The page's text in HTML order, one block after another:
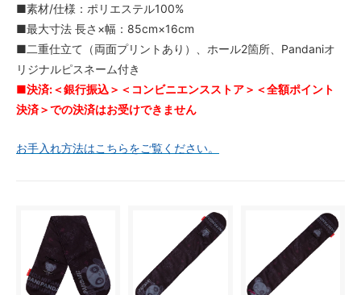
■素材/仕様：ポリエステル100%
■最大寸法 長さ×幅：85cm×16cm
■二重仕立て（両面プリントあり）、ホール2箇所、Pandaniオ
リジナルピスネーム付き
■決済:＜銀行振込＞＜コンビニエンスストア＞＜全額ポイント
決済＞での決済はお受けできません
お手入れ方法はこちらをご覧ください。